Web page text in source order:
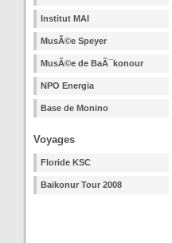
Institut MAI
MusÃ©e Speyer
MusÃ©e de BaÃ¯konour
NPO Energia
Base de Monino
Voyages
Floride KSC
Baikonur Tour 2008